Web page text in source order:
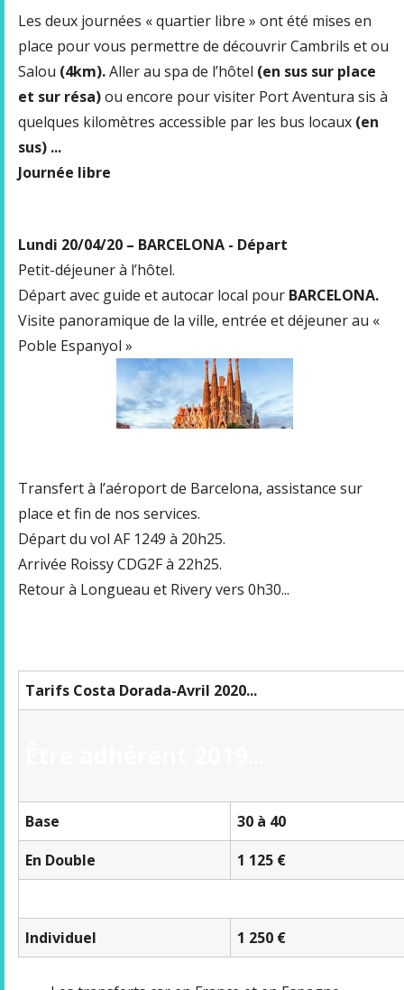
Les deux journées « quartier libre » ont été mises en
place pour vous permettre de découvrir Cambrils et ou
Salou (4km).Aller au spa de l’hôtel (en sus sur place
et sur résa)ou encore pour visiter Port Aventura sis à
quelques kilomètres accessible par les bus locaux (en
sus) ...
Journée libre
Lundi 20/04/20 – BARCELONA - Départ
Petit-déjeuner à l’hôtel.
Départ avec guide et autocar local pour BARCELONA.
Visite panoramique de la ville, entrée et déjeuner au «
Poble Espanyol »
Transfert à l’aéroport de Barcelona, assistance sur
place et fin de nos services.
Départ du vol AF 1249 à 20h25.
Arrivée Roissy CDG2F à 22h25.
Retour à Longueau et Rivery vers 0h30...
Tarifs Costa Dorada-Avril 2020...
Base
30 à 40
En Double
1 125 €
Individuel 1 250 €